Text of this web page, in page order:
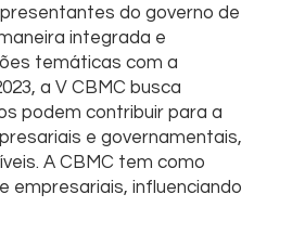
do governo de
integrada e
temáticas com a
a V CBMC busca
podem contribuir para a
e governamentais,
A CBMC tem como
empresariais, influenciando